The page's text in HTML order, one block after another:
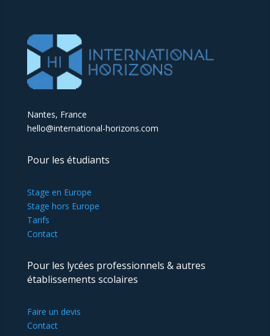
Nantes, France
hello@international-horizons.com
Pour les étudiants
Stage en Europe
Stage hors Europe
Tarifs
Contact
Pour les lycées professionnels & autres
établissements scolaires
Faire un devis
Contact